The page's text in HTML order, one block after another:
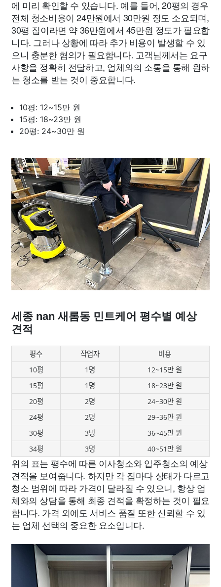
에 미리 확인할 수 있습니다. 예를 들어, 20평의 경우
전체 청소비용이 24만원에서 30만원 정도 소요되며,
30평 집이라면 약 36만원에서 45만원 정도가 필요합
니다. 그러나 상황에 따라 추가 비용이 발생할 수 있
으니 충분한 협의가 필요합니다. 고객님께서는 요구
사항을 정확히 전달하고, 업체와의 소통을 통해 원하
는 청소를 받는 것이 중요합니다.
10평: 12~15만 원
15평: 18~23만 원
20평: 24~30만 원
세종 nan 새롬동 민트케어 평수별 예상
견적
평수 작업자
비용
10평
1명
12~15만 원
15평
1명
18~23만 원
20평
2명
24~30만 원
24평
2명
29~36만 원
30평
3명
36~45만 원
34평
3명 40~51만 원
위의 표는 평수에 따른 이사청소와 입주청소의 예상
견적을 보여줍니다. 하지만 각 집마다 상태가 다르고
청소 범위에 따라 가격이 달라질 수 있으니, 항상 업
체와의 상담을 통해 최종 견적을 확정하는 것이 필요
합니다. 가격 외에도 서비스 품질 또한 신뢰할 수 있
는 업체 선택의 중요한 요소입니다.